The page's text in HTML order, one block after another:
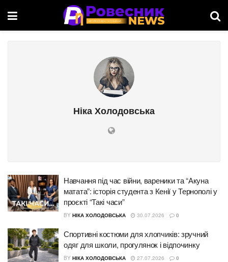
Ніка Холодовська
Навчання під час війни, вареники та “Акуна
матата”: історія студента з Кенії у Тернополі у
проєкті “Такі часи”
BY НІКА ХОЛОДОВСЬКА 30.07.2026 0
Спортивні костюми для хлопчиків: зручний
одяг для школи, прогулянок і відпочинку
BY НІКА ХОЛОДОВСЬКА 27.07.2026 0